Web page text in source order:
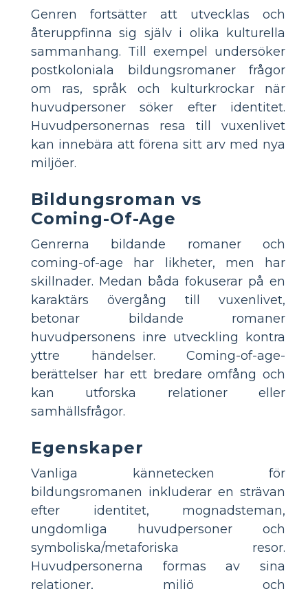
Genren fortsätter att utvecklas och
återuppfinna sig själv i olika kulturella
sammanhang. Till exempel undersöker
postkoloniala bildungsromaner frågor
om ras, språk och kulturkrockar när
huvudpersoner söker efter identitet.
Huvudpersonernas resa till vuxenlivet
kan innebära att förena sitt arv med nya
miljöer.
Bildungsroman vs
Coming-Of-Age
Genrerna bildande romaner och
coming-of-age har likheter, men har
skillnader. Medan båda fokuserar på en
karaktärs övergång till vuxenlivet,
betonar bildande romaner
huvudpersonens inre utveckling kontra
yttre händelser. Coming-of-age-
berättelser har ett bredare omfång och
kan utforska relationer eller
samhällsfrågor.
Egenskaper
Vanliga kännetecken för
bildungsromanen inkluderar en strävan
efter identitet, mognadsteman,
ungdomliga huvudpersoner och
symboliska/metaforiska resor.
Huvudpersonerna formas av sina
relationer, miljö och